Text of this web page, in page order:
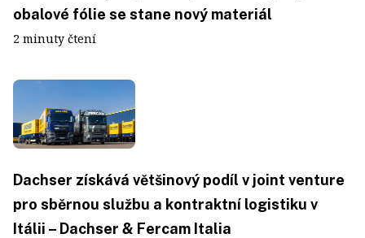
obalové fólie se stane nový materiál
2 minuty čtení
Dachser získává většinový podíl v joint venture
pro sběrnou službu a kontraktní logistiku v
Itálii – Dachser & Fercam Italia